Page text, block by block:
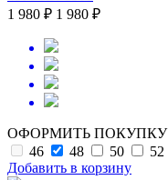
1 980 ₽ 1 980 ₽
ОФОРМИТЬ ПОКУПКУ
46
48 50 52
Добавить в корзину